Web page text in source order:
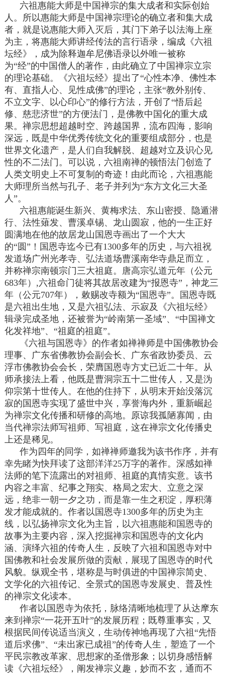
六祖惠能大师是中国禅宗的集大成者和实际创始
人。所以惠能大师是中国禅宗理论的确立者和集大成
者，就是说惠能大师入灭后，其门下弟子以法海上座
为主，将惠能大师讲经传法的言行语录，编成《六祖
坛经》，成为除释迦牟尼佛语录以外唯一被称
为“经”的中国僧人的著作，由此确立了中国禅宗立宗
的理论基础。《六祖坛经》提出了“心性本净、佛性本
有、直指人心、见性成佛”的理论，主张“教外别传、
不立文字、以心印心”的修行方法，开创了“悟后起
修、慈悲济世”的方便法门，是佛教中国化的重大成
果。禅宗思想超越时空、跨越国界，流布四海，影响
深远，既是中华优秀传统文化的重要组成部分，也是
世界文化遗产，是人们自我解脱、超越对立及识心见
性的不二法门。可以说，六祖南禅的顿悟法门创造了
人类文明史上不可复制的奇迹！由此而论，六祖惠能
大师理所当然与孔子、老子并列为“东方文化三大圣
人”。
六祖惠能诞生新兴、黄梅求法、东山密授、隐遁潜
行、法性薙发、曹溪卓锡、龙山圆寂，他的一生正好
圆满地在他的故居龙山国恩寺画出了一个大大
的“圆”！国恩寺迄今已有1300多年的历史，与六祖祝
发道场广州光孝寺、弘法道场曹溪南华寺鼎足而立，
并称禅宗南顿宗门三大祖庭。唐高宗弘道元年（公元
683年）,六祖命门徒将其故居改建为“报恩寺”，神龙三
年（公元707年），敕赐改寺额为“国恩寺”。国恩寺既
是六祖出生地，又是六祖弘法、示寂及《六祖坛经》
辑录完成圣地，还被誉为“岭南第一圣域”、“中国禅文
化发祥地”、“祖庭的祖庭”。
《六祖与国恩寺》的作者如禅禅师是中国佛教协会
理事、广东省佛教协会副会长、广东省政协委员、云
浮市佛教协会会长，荣膺国恩寺方丈已近二十年。从
师承接法上看，他既是曹洞宗五十二世传人，又是沩
仰宗第十世传人。在他的住持下，从明末开始没落沉
寂的国恩寺实现了盛世中兴，享誉海内外，重新崛起
为禅宗文化传播和研修的高地。原谅我孤陋寡闻，由
当代禅宗法师写祖师、写祖庭，这在禅宗文化传播史
上还是稀见。
作为四年的同学，如禅禅师邀我为该书作序，并有
幸先睹为快拜读了这部洋洋25万字的著作。深感如禅
法师的笔下流露出的对祖师、祖庭的真情实意。该书
内容之丰富、纪事之翔实、格局之宏大、立意之深
远，绝非一朝一夕之功，而是靠一生之积淀，厚积薄
发才能成就的。作者以国恩寺1300多年的历史为主
线，以弘扬禅宗文化为主旨，以六祖惠能和国恩寺的
故事为主要内容，深入挖掘禅宗和国恩寺的文化内
涵、演绎六祖的传奇人生，反映了六祖和国恩寺对中
国佛教和社会发展所做的贡献，展现了国恩寺的时代
风貌。纵观全书，堪称是与时俱进的中国禅宗简史、
文学化的六祖传记、全景式的国恩寺发展史、普及性
的禅宗文化读本。
作者以国恩寺为依托，脉络清晰地梳理了从达摩东
来到禅宗“一花开五叶”的发展历程；既尊重事实，又
根据民间传说适当演义，生动传神地再现了六祖“先悟
道后求佛”、“未出家已成祖”的传奇人生，塑造了一个
平民宗教改革家、思想家的圣僧形象；以切身感悟解
读《六祖坛经》，阐发禅宗义趣，妙而不玄，通而不